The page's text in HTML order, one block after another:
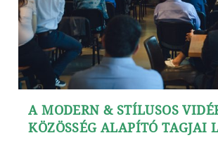
A MODERN & STÍLUSOS
KÖZÖSSÉG ALAPÍTÓ TAGJAI